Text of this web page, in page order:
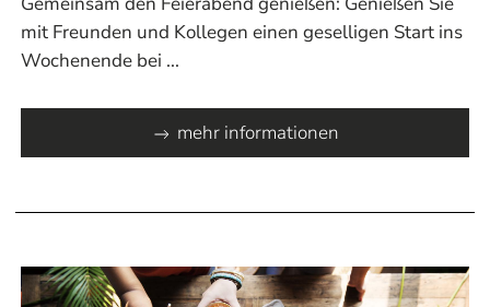
mit Freunden und Kollegen einen geselligen Start ins
Wochenende bei ...
mehr informationen